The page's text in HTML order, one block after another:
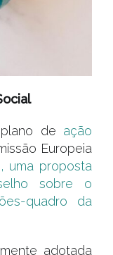
de ação
Europeia
, uma proposta
sobre o
quadro da
adotada